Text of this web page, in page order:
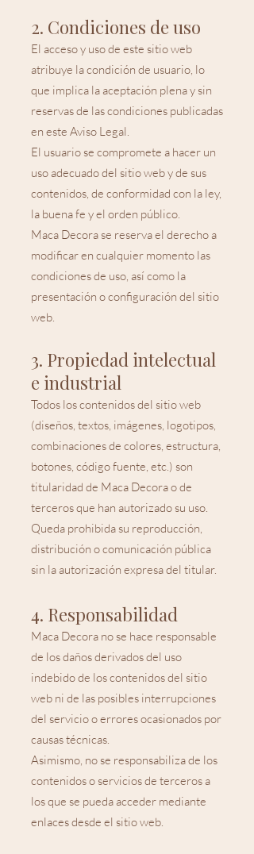
2. Condiciones de uso
El acceso y uso de este sitio web
atribuye la condición de usuario, lo
que implica la aceptación plena y sin
reservas de las condiciones publicadas
en este Aviso Legal.
El usuario se compromete a hacer un
uso adecuado del sitio web y de sus
contenidos, de conformidad con la ley,
la buena fe y el orden público.
Maca Decora se reserva el derecho a
modificar en cualquier momento las
condiciones de uso, así como la
presentación o configuración del sitio
web.
3. Propiedad intelectual
e industrial
Todos los contenidos del sitio web
(diseños, textos, imágenes, logotipos,
combinaciones de colores, estructura,
botones, código fuente, etc.) son
titularidad de Maca Decora o de
terceros que han autorizado su uso.
Queda prohibida su reproducción,
distribución o comunicación pública
sin la autorización expresa del titular.
4. Responsabilidad
Maca Decora no se hace responsable
de los daños derivados del uso
indebido de los contenidos del sitio
web ni de las posibles interrupciones
del servicio o errores ocasionados por
causas técnicas.
Asimismo, no se responsabiliza de los
contenidos o servicios de terceros a
los que se pueda acceder mediante
enlaces desde el sitio web.